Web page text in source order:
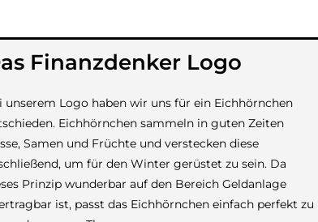
Finanzdenker Logo
unserem Logo haben wir uns für ein Eichhörnchen
Eichhörnchen sammeln in guten Zeiten
Samen und Früchte und verstecken diese
um für den Winter gerüstet zu sein. Da
Prinzip wunderbar auf den Bereich Geldanlage
ist, passt das Eichhörnchen einfach perfekt zu